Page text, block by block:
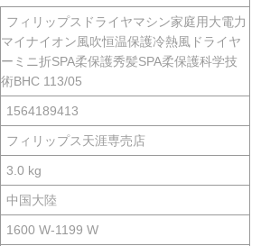
フィリップスドライヤマシン家庭用大電力
マイナイオン風吹恒温保護冷熱風ドライヤ
ーミニ折SPA柔保護秀髪SPA柔保護科学技
術BHC 113/05
1564189413
フィリップス天涯専売店
3.0 kg
中国大陸
1600 W-1199 W